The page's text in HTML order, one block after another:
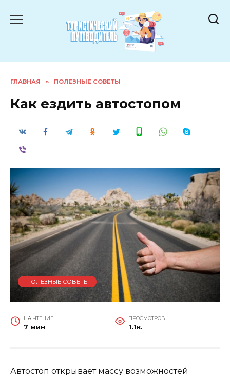
ГЛАВНАЯ » ПОЛЕЗНЫЕ СОВЕТЫ
Как ездить автостопом
ПОЛЕЗНЫЕ СОВЕТЫ
НА ЧТЕНИЕ
7 мин
ПРОСМОТРОВ
1.1к.
Автостоп открывает массу возможностей